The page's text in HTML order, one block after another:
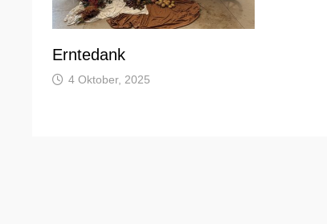
Erntedank
4 Oktober, 2025